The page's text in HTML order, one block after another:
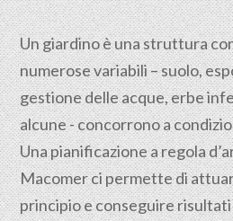
Un giardino è una struttura
numerose variabili – suolo,
gestione delle acque, erbe
alcune - concorrono a
Una pianificazione a regola
Macomer ci permette di
principio e conseguire